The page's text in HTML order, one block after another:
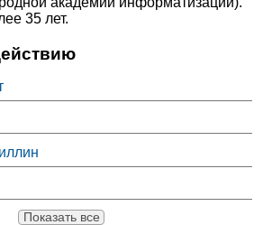
35 лет.
Показать все